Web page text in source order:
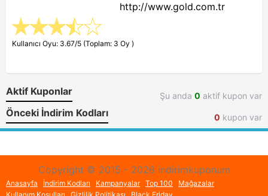
http://www.gold.com.tr
Kullanıcı Oyu: 3.67/5 (Toplam: 3 Oy )
Aktif Kuponlar Şu anda 0 aktif kupon var
Önceki İndirim Kodları 0 kupon var
Copyright © 2015 - 2026 indirimkuponum
Anasayfa İndirim Kodları Kampanyalar Top 100
Mağazalar